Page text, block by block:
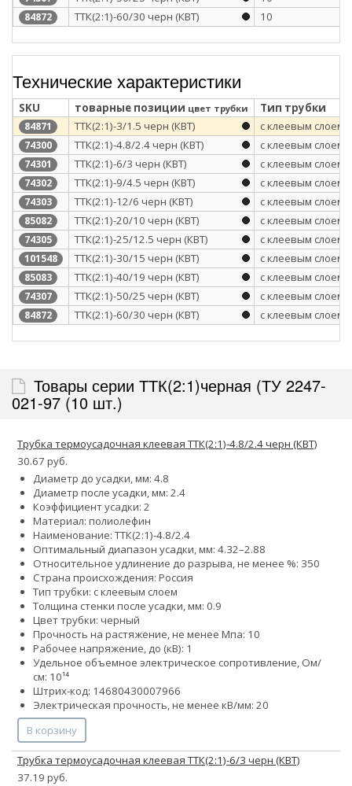
84872 ТТК(2:1)-60/30 черн (КВТ) 10
Технические характеристики
SKU товарные позиции цвет трубки Тип трубки
84871 ТТК(2:1)-3/1.5 черн (КВТ) с клеевым слоем
74300 ТТК(2:1)-4.8/2.4 черн (КВТ) с клеевым слоем
74301 ТТК(2:1)-6/3 черн (КВТ) с клеевым слоем
74302 ТТК(2:1)-9/4.5 черн (КВТ) с клеевым слоем
74303 ТТК(2:1)-12/6 черн (КВТ) с клеевым слоем
85082 ТТК(2:1)-20/10 черн (КВТ) с клеевым слоем
74305 ТТК(2:1)-25/12.5 черн (КВТ) с клеевым слоем
101548 ТТК(2:1)-30/15 черн (КВТ) с клеевым слоем
85083 ТТК(2:1)-40/19 черн (КВТ) с клеевым слоем
74307 ТТК(2:1)-50/25 черн (КВТ) с клеевым слоем
84872 ТТК(2:1)-60/30 черн (КВТ) с клеевым слоем
Товары серии ТТК(2:1)черная (ТУ 2247-
021-97 (10 шт.)
Трубка термоусадочная клеевая ТТК(2:1)-4.8/2.4 черн (КВТ)
30.67 руб.
Диаметр до усадки, мм: 4.8
Диаметр после усадки, мм: 2.4
Коэффициент усадки: 2
Материал: полиолефин
Наименование: ТТК(2:1)-4.8/2.4
Оптимальный диапазон усадки, мм: 4.32–2.88
Относительное удлинение до разрыва, не менее %: 350
Страна происхождения: Россия
Тип трубки: с клеевым слоем
Толщина стенки после усадки, мм: 0.9
Цвет трубки: черный
Прочность на растяжение, не менее Мпа: 10
Рабочее напряжение, до (кВ): 1
Удельное объемное электрическое сопротивление, Ом/
см: 10¹⁴
Штрих-код: 14680430007966
Электрическая прочность, не менее кВ/мм: 20
В корзину
Трубка термоусадочная клеевая ТТК(2:1)-6/3 черн (КВТ)
37.19 руб.